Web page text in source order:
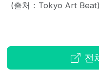
(출처：Tokyo Art Beat)
전